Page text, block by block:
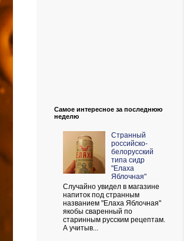
Самое интересное за последнюю
неделю
Странный
российско-
белорусский
типа сидр
"Елаха
Яблочная"
Случайно увидел в магазине
напиток под странным
названием "Елаха Яблочная"
якобы сваренный по
старинным русским рецептам.
А учитыв...